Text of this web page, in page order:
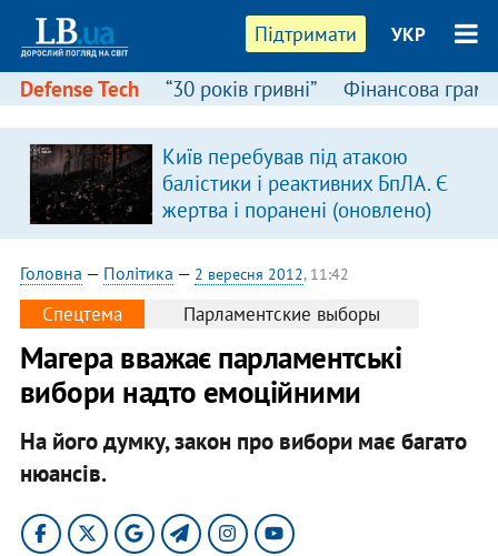
Підтримати УКР
Defense Tech “30 років гривні” Фінансова
Київ перебував під атакою
балістики і реактивних БпЛА. Є
жертва і поранені (оновлено)
Головна — Політика — 2 вересня 2012, 11:42
Спецтема Парламентские выборы
Магера вважає парламентські
вибори надто емоційними
На його думку, закон про вибори має багато
нюансів.